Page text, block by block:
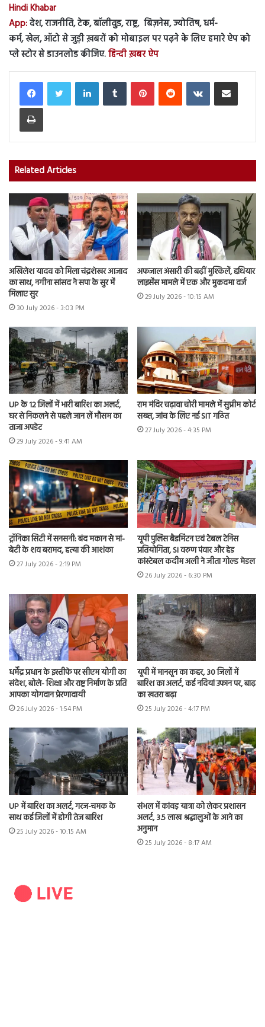
Hindi Khabar
App:देश, राजनीति, टेक, बॉलीवुड, राष्ट्र, बिज़नेस, ज्योतिष, धर्म-
कर्म, खेल, ऑटो से जुड़ी ख़बरों को मोबाइल पर पढ़ने के लिए हमारे ऐप को
प्ले स्टोर से डाउनलोड कीजिए.हिन्दी ख़बर ऐप
LinkedInTumblr PinterestReddit VKontakteShare via Email
Print
Related Articles
अखिलेश यादव को मिला चंद्रशेखर आजाद
का साथ, नगीना सांसद ने सपा के सुर में
मिलाए सुर
30 July 2026 - 3:03 PM
अफजाल अंसारी की बढ़ीं मुश्किलें, हथियार
लाइसेंस मामले में एक और मुकदमा दर्ज
29 July 2026 - 10:15 AM
UP के 12 जिलों में भारी बारिश का अलर्ट,
घर से निकलने से पहले जान लें मौसम का
ताजा अपडेट
29 July 2026 - 9:41 AM
राम मंदिर चढ़ावा चोरी मामले में सुप्रीम कोर्ट
सख्त, जांच के लिए नई SIT गठित
27 July 2026 - 4:35 PM
ट्रॉनिका सिटी में सनसनी: बंद मकान से मां-
बेटी के शव बरामद, हत्या की आशंका
27 July 2026 - 2:19 PM
यूपी पुलिस बैडमिंटन एवं टेबल टेनिस
प्रतियोगिता, SI वरुण पंवार और हेड
कांस्टेबल कदीम अली ने जीता गोल्ड मेडल
26 July 2026 - 6:30 PM
धर्मेंद्र प्रधान के इस्तीफे पर सीएम योगी का
संदेश, बोले- शिक्षा और राष्ट्र निर्माण के प्रति
आपका योगदान प्रेरणादायी
26 July 2026 - 1:54 PM
यूपी में मानसून का कहर, 30 जिलों में
बारिश का अलर्ट, कई नदियां उफान पर, बाढ़
का खतरा बढ़ा
25 July 2026 - 4:17 PM
UP में बारिश का अलर्ट, गरज-चमक के
साथ कई जिलों में होगी तेज बारिश
25 July 2026 - 10:15 AM
संभल में कांवड़ यात्रा को लेकर प्रशासन
अलर्ट, 3.5 लाख श्रद्धालुओं के आने का
अनुमान
25 July 2026 - 8:17 AM